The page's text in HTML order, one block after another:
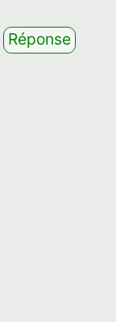
Réponse